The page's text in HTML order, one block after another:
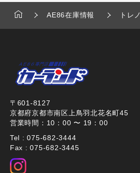
AE86在庫情報 トレノ
〒601-8127
京都府京都市南区上鳥羽北花名町45
営業時間：10：00 〜 19：00
Tel : 075-682-3444
Fax : 075-682-3445